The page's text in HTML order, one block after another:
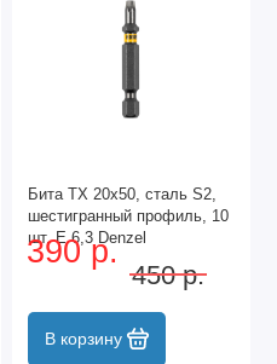
Бита TX 20х50, сталь S2,
шестигранный профиль, 10
шт. Е 6,3 Denzel
390 р.
450 р.
В корзину